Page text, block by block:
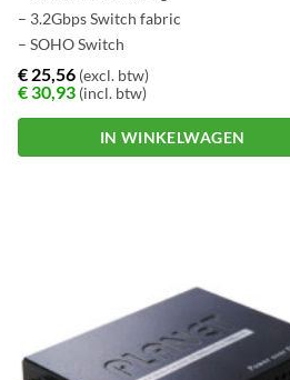
– 3.2Gbps Switch fabric
– SOHO Switch
€25,56(excl. btw)
€30,93(incl. btw)
IN WINKELWAGEN